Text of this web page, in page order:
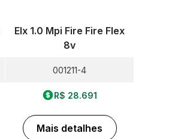
Elx 1.0 Mpi Fire Fire Flex
8v
001211-4
R$ 28.691
Mais detalhes